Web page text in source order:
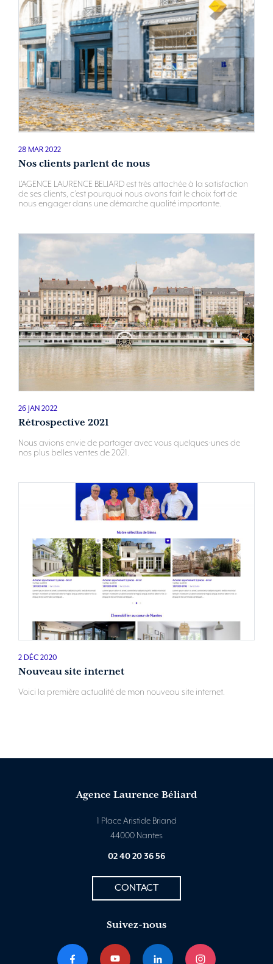
28 MAR 2022
Nos clients parlent de nous
L’AGENCE LAURENCE BELIARD est très attachée à la satisfaction
de ses clients, c’est pourquoi nous avons fait le choix fort de
nous engager dans une démarche qualité importante.
26 JAN 2022
Rétrospective 2021
Nous avions envie de partager avec vous quelques-unes de
nos plus belles ventes de 2021.
2 DÉC 2020
Nouveau site internet
Voici la première actualité de mon nouveau site internet.
Agence Laurence Béliard
1 Place Aristide Briand
44000 Nantes
02 40 20 36 56
CONTACT
Suivez-nous